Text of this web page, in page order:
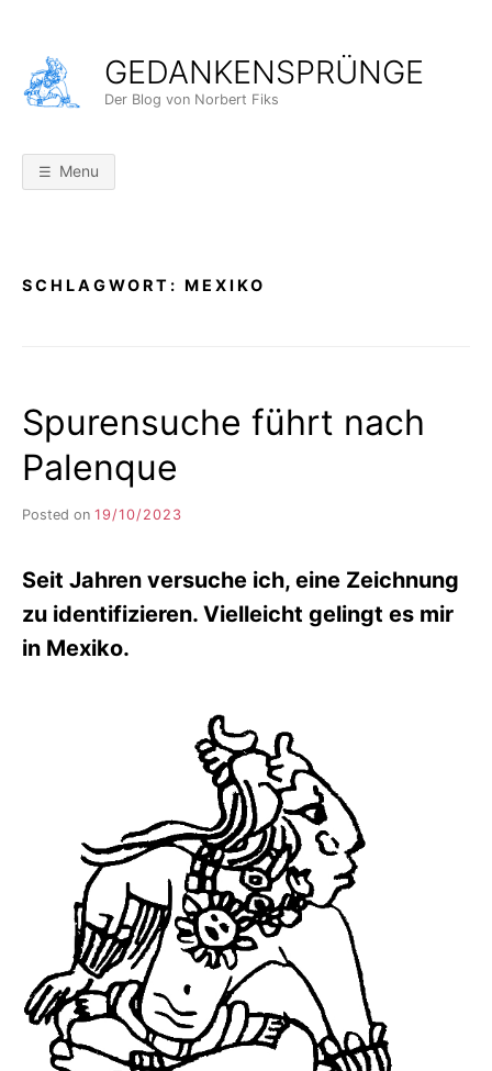
content
GEDANKENSPRÜNGE
Der Blog von Norbert Fiks
Menu
SCHLAGWORT: MEXIKO
Spurensuche führt nach
Palenque
Posted on 19/10/2023
I
S
Seit Jahren versuche ich, eine Zeichnung
zu identifizieren. Vielleicht gelingt es mir
in Mexiko.